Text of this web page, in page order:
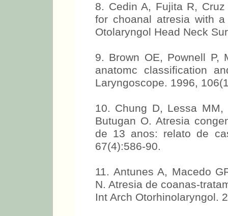
8. Cedin A, Fujita R,
for choanal atresia with
Otolaryngol Head Neck
9. Brown OE, Pownell P,
anatomc classification
Laryngoscope. 1996,
10. Chung D, Lessa MM,
Butugan O. Atresia
de 13 anos: relato de
67(4):586-90.
11. Antunes A, Macedo
N. Atresia de coanas-
Int Arch Otorhinolaryngol.